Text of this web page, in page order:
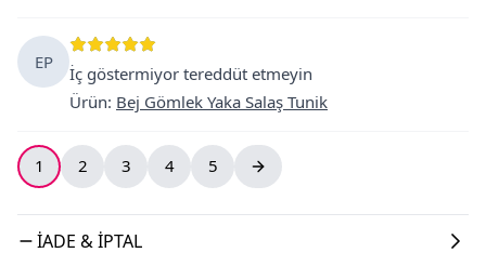
EP
İç göstermiyor tereddüt etmeyin
Ürün: Bej Gömlek Yaka Salaş Tunik
1 2 3 4 5
İADE & İPTAL